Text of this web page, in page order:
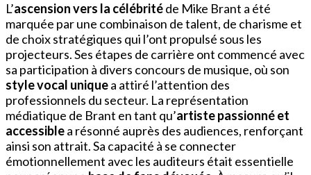
L’ascension vers la célébritéde Mike Brant a été
marquée par une combinaison de talent, de charisme et
de choix stratégiques qui l’ont propulsé sous les
projecteurs. Ses étapes de carrière ont commencé avec
sa participation à divers concours de musique, où son
style vocal uniquea attiré l’attention des
professionnels du secteur. La représentation
médiatique de Brant en tant qu’artiste passionné et
accessiblea résonné auprès des audiences, renforçant
ainsi son attrait. Sa capacité à se connecter
émotionnellement avec les auditeurs était essentielle